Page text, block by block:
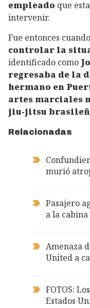
empleado que
intervenir.
Fue entonces cuando
controlar la
identificado como
regresaba de la
hermano en
artes marciales
jiu-jitsu
Relacionadas
murió
Pasajero
a la
Amenaza
United a
FOTOS:
Estados